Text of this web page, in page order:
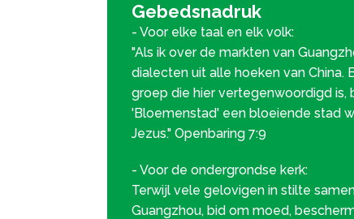
Gebedsnadruk
- Voor elke taal en elk volk:
"Als ik over de markten van
dialecten uit alle hoeken van China.
groep die hier vertegenwoordigd is,
'Bloemenstad' een bloeiende stad
Jezus." Openbaring 7:9
- Voor de ondergrondse kerk:
Terwijl vele gelovigen in stilte
Guangzhou, bid om moed,